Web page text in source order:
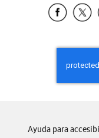
Ayuda para